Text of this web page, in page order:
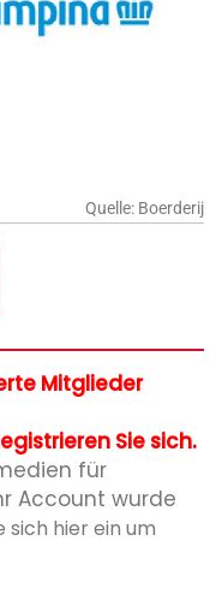
Quelle: Boerderij
Mitglieder
Sie sich.
für
Account wurde
sich hier ein um